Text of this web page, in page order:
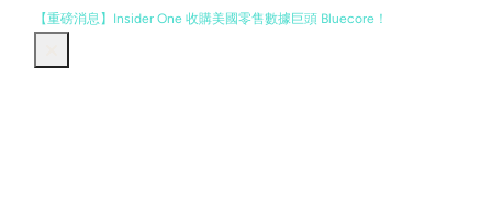
【重磅消息】Insider One 收購美國零售數據巨頭 Bluecore！